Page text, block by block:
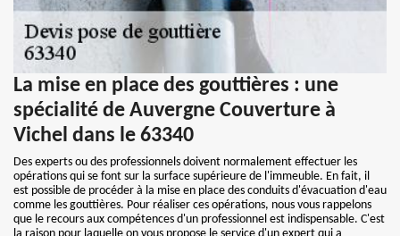
La mise en place des gouttières : une
spécialité de Auvergne Couverture à
Vichel dans le 63340
Des experts ou des professionnels doivent normalement effectuer les
opérations qui se font sur la surface supérieure de l'immeuble. En fait, il
est possible de procéder à la mise en place des conduits d'évacuation d'eau
comme les gouttières. Pour réaliser ces opérations, nous vous rappelons
que le recours aux compétences d'un professionnel est indispensable. C'est